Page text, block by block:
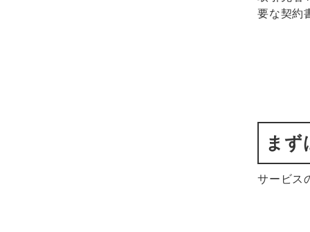
要な契約
まず
サービス